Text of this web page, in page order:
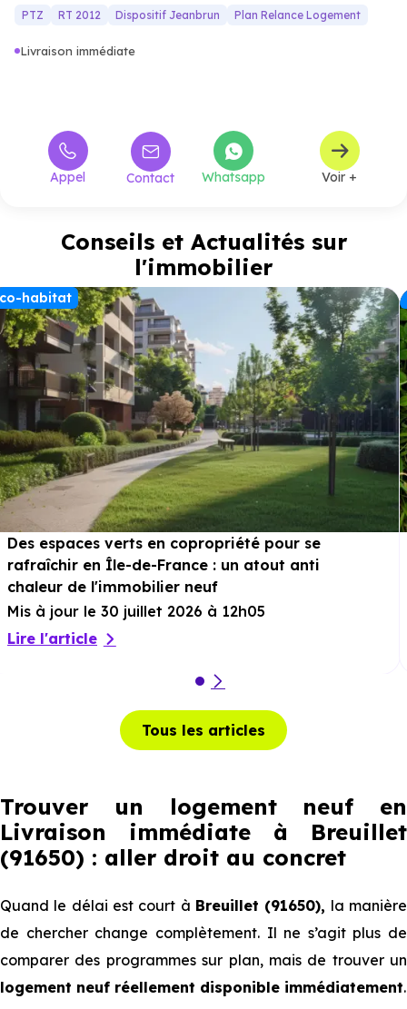
un habitat neuf moderne et bien desservi.
PTZ RT 2012 Dispositif Jeanbrun Plan Relance Logement
Livraison immédiate
Appel Contact Whatsapp Voir +
Conseils et Actualités sur
l'immobilier
habitat
Des espaces verts en copropriété pour se
rafraîchir en Île-de-France : un atout anti
chaleur de l'immobilier neuf
Mis à jour le 30 juillet 2026 à 12h05
Lire l'article
Tous les articles
Trouver un logement neuf en
Livraison immédiate à Breuillet
(91650) : aller droit au concret
Quand le délai est court à Breuillet (91650), la manière
de chercher change complètement. Il ne s’agit plus de
comparer des programmes sur plan, mais de trouver un
logement neuf réellement disponible immédiatement.